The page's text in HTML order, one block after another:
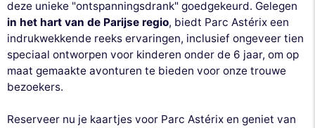
deze unieke "ontspanningsdrank" goedgekeurd. Gelegen
in het hart van de Parijse regio, biedt Parc Astérix een
indrukwekkende reeks ervaringen, inclusief ongeveer tien
speciaal ontworpen voor kinderen onder de 6 jaar, om op
maat gemaakte avonturen te bieden voor onze trouwe
bezoekers.
Reserveer nu je kaartjes voor Parc Astérix en geniet van